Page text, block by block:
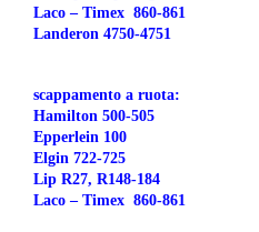
Laco – Timex 860-861
Landeron 4750-4751
Hamilton 500-505
Epperlein 100
Elgin 722-725
Lip R27, R148-184
Laco – Timex 860-861